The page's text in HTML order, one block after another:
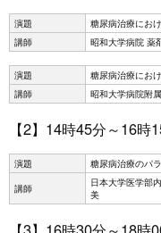
演題
糖尿病治療にお
講師
昭和大学病院
演題
糖尿病治療にお
講師
昭和大学病院附
【2】14時45分～16時
演題
糖尿病治療のパ
講師
日本大学医学部
美